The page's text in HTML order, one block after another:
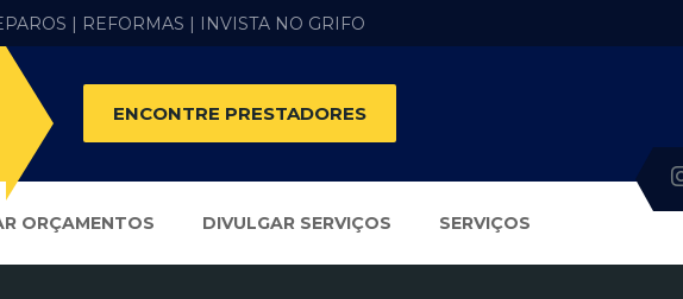
| REFORMAS | INVISTA NO GRIFO
ENCONTRE PRESTADORES
ORÇAMENTOS DIVULGAR SERVIÇOS SERVIÇOS